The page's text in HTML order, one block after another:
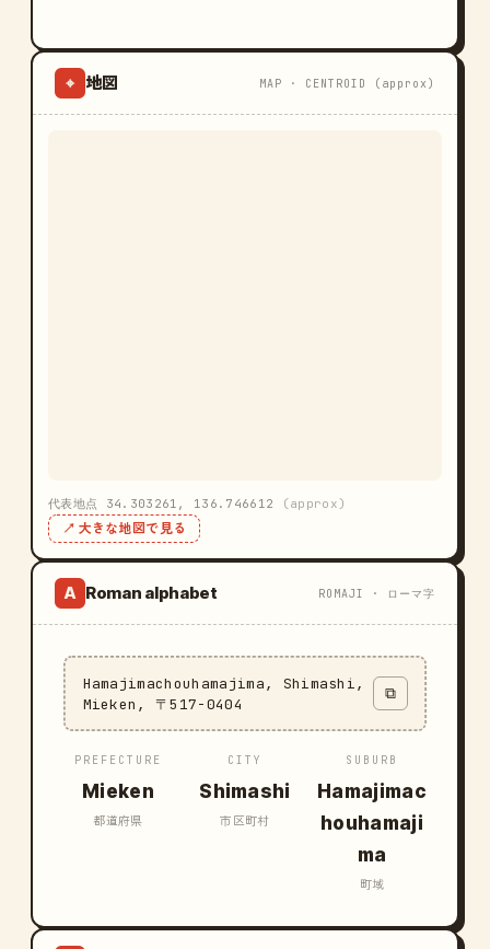
⌖ 地図 MAP · CENTROID (approx)
代表地点 34.303261, 136.746612 (approx)
↗ 大きな地図で見る
A Roman alphabet ROMAJI · ローマ字
Hamajimachouhamajima, Shimashi,
Mieken, 〒517-0404
⧉
PREFECTURE
Mieken
都道府県
CITY
Shimashi
市区町村
SUBURB
Hamajimac
houhamaji
ma
町域